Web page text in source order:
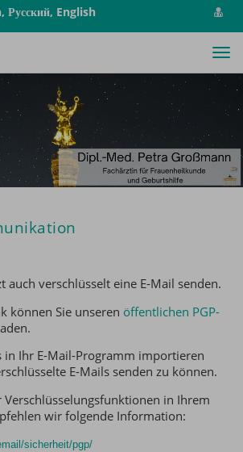
Русский, English
auch verschlüsselt eine E-Mail senden.
können Sie unseren öffentlichen PGP-
in Ihr E-Mail-Programm importieren
E-Mails senden zu können.
in Ihrem
wir folgende Information:
sicherheit/pgp/